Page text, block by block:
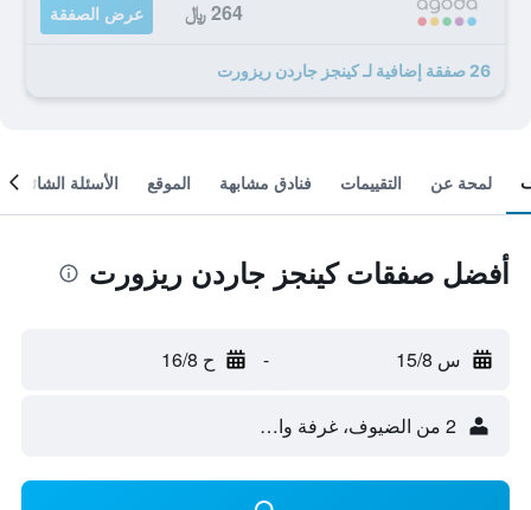
264 ﷼ عرض الصفقة
26 صفقة إضافية لـ كينجز جاردن ريزورت
لمحة عن التقييمات فنادق مشابهة الموقع الأسئلة الشائعة
أفضل صفقات كينجز جاردن ريزورت
س 15/8 - ح 16/8
2 من الضيوف، غرفة واحدة